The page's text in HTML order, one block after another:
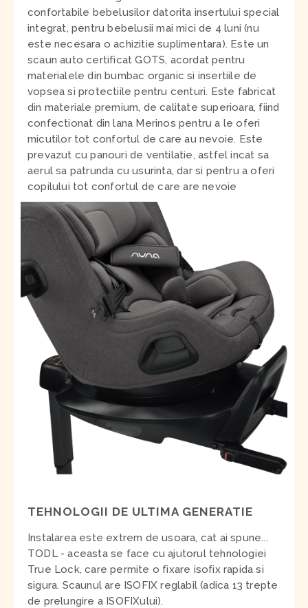
confortabile bebelusilor datorita insertului special
integrat, pentru bebelusii mai mici de 4 luni (nu
este necesara o achizitie suplimentara). Este un
scaun auto certificat GOTS, acordat pentru
materialele din bumbac organic si insertiile de
vopsea si protectiile pentru centuri. Este fabricat
din materiale premium, de calitate superioara, fiind
confectionat din lana Merinos pentru a le oferi
micutilor tot confortul de care au nevoie. Este
prevazut cu panouri de ventilatie, astfel incat sa
aerul sa patrunda cu usurinta, dar si pentru a oferi
copilului tot confortul de care are nevoie
TEHNOLOGII DE ULTIMA GENERATIE
Instalarea este extrem de usoara, cat ai spune...
TODL - aceasta se face cu ajutorul tehnologiei
True Lock, care permite o fixare isofix rapida si
sigura. Scaunul are ISOFIX reglabil (adica 13 trepte
de prelungire a ISOFIXului).